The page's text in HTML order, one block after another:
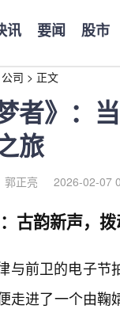
讯 要闻 股市
公司 > 正文
者》：
旅
郭正亮 2026-02-07
古韵新声，
与前卫的电子
走进了一个由